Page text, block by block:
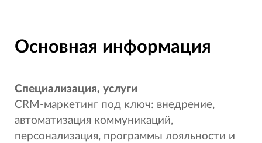
Основная информация
Специализация, услуги
CRM-маркетинг под ключ: внедрение,
автоматизация коммуникаций,
персонализация, программы лояльности и